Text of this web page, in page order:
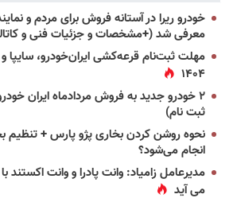
خودرو ریرا در آستانه فروش برای مردم و
معرفی شد (+مشخصات و جزئیات فنی و
مهلت ثبت‌نام قرعه‌کشی ایران‌خودرو، سایپا
۱۴۰۴
۲ خودرو جدید به فروش مردادماه ایران
ثبت نام)
نحوه روشن کردن بخاری پژو پارس + تنظیم
انجام می‌شود؟
مدیرعامل زامیاد: وانت پادرا و وانت اکستند
می آید